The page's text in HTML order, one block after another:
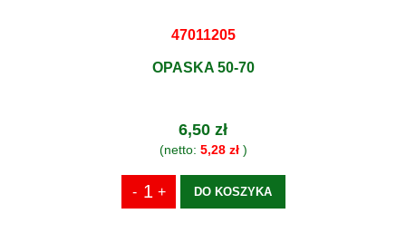
47011205
OPASKA 50-70
6,50 zł
(netto: 5,28 zł)
DO KOSZYKA